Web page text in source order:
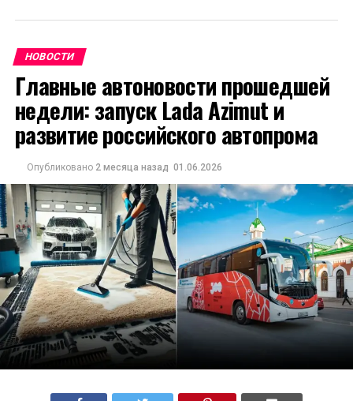
НОВОСТИ
Главные автоновости прошедшей
недели: запуск Lada Azimut и
развитие российского автопрома
Опубликовано 2 месяца назад 01.06.2026